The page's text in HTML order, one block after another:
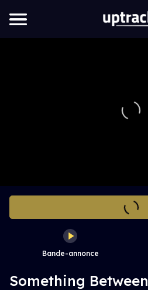
Bande-annonce
Something Between